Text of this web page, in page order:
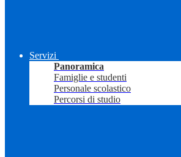
Servizi
Panoramica
Famiglie e studenti
Personale scolastico
Percorsi di studio